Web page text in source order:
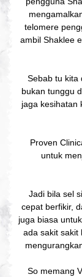
telomere
ambil Shaklee
Sebab tu kita
bukan tunggu
jaga kesihatan
Proven
untuk
Jadi bila sel
cepat berfikir,
juga biasa
ada sakit sakit
So memang